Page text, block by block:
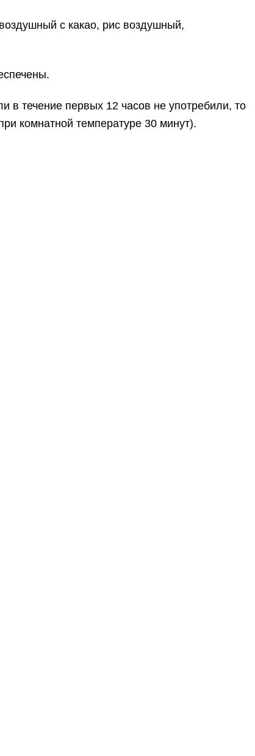
с какао, рис воздушный,
в течение первых 12 часов не употребили, то
комнатной температуре 30 минут).